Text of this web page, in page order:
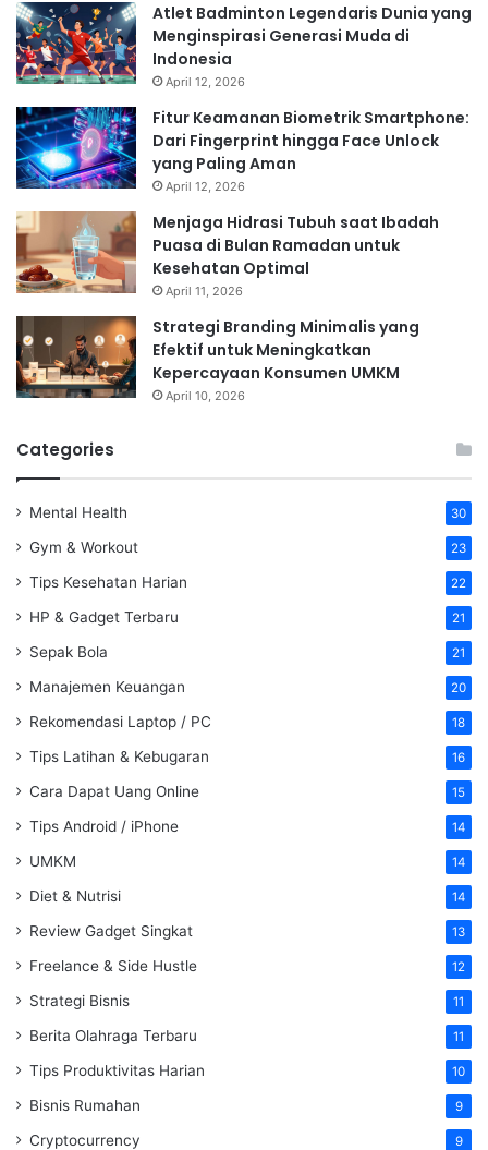
Atlet Badminton Legendaris Dunia yang
Menginspirasi Generasi Muda di
Indonesia
April 12, 2026
Fitur Keamanan Biometrik Smartphone:
Dari Fingerprint hingga Face Unlock
yang Paling Aman
April 12, 2026
Menjaga Hidrasi Tubuh saat Ibadah
Puasa di Bulan Ramadan untuk
Kesehatan Optimal
April 11, 2026
Strategi Branding Minimalis yang
Efektif untuk Meningkatkan
Kepercayaan Konsumen UMKM
April 10, 2026
Categories
Mental Health 30
Gym & Workout 23
Tips Kesehatan Harian 22
HP & Gadget Terbaru 21
Sepak Bola 21
Manajemen Keuangan 20
Rekomendasi Laptop / PC 18
Tips Latihan & Kebugaran 16
Cara Dapat Uang Online 15
Tips Android / iPhone 14
UMKM 14
Diet & Nutrisi 14
Review Gadget Singkat 13
Freelance & Side Hustle 12
Strategi Bisnis 11
Berita Olahraga Terbaru 11
Tips Produktivitas Harian 10
Bisnis Rumahan 9
Cryptocurrency 9